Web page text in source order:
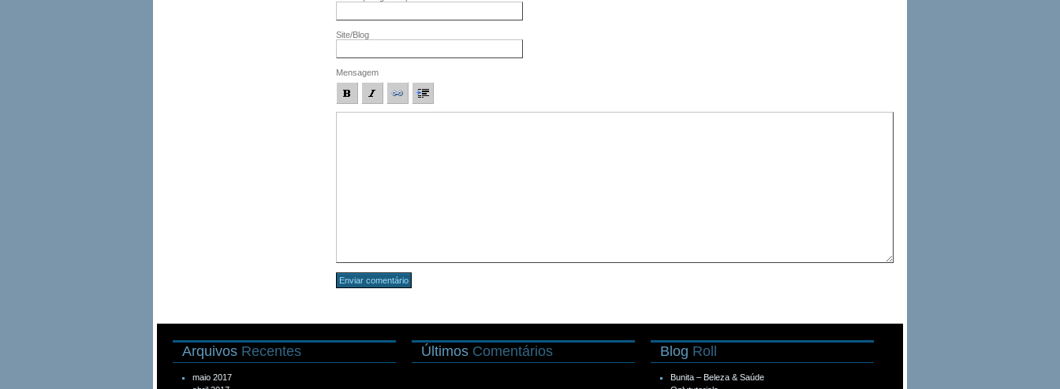
Site/Blog
Mensagem
Arquivos Recentes
maio 2017
Últimos Comentários Blog Roll
Bunita – Beleza & Saúde